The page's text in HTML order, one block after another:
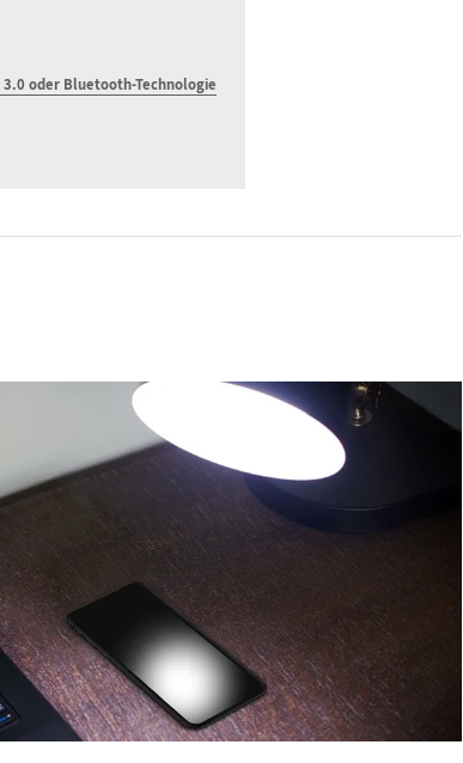
oder Bluetooth-Technologie